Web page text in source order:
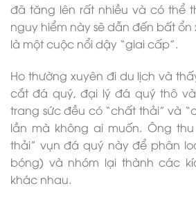
đã tăng lên rất nhiều và có thể
nguy hiểm này sẽ dẫn đến bất
là một cuộc nổi dậy “giai cấp”.
Ho thường xuyên đi du lịch và
cắt đá quý, đại lý đá quý thô
trang sức đều có “chất thải” và
lần mà không ai muốn. Ông
thải” vụn đá quý này để phân
bóng) và nhóm lại thành các
khác nhau.